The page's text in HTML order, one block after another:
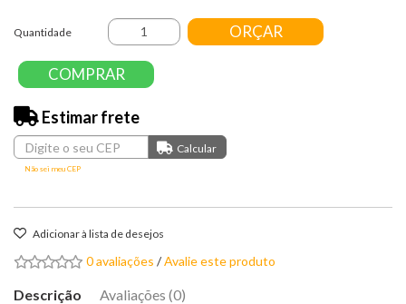
Quantidade ORÇAR
COMPRAR
Estimar frete
Não sei meu CEP
Adicionar à lista de desejos
0 avaliações /Avalie este produto
Descrição Avaliações (0)